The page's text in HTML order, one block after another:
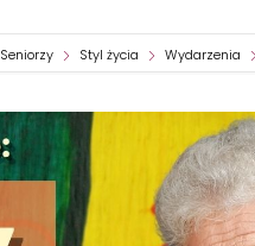
Seniorzy Styl życia Wydarzenia